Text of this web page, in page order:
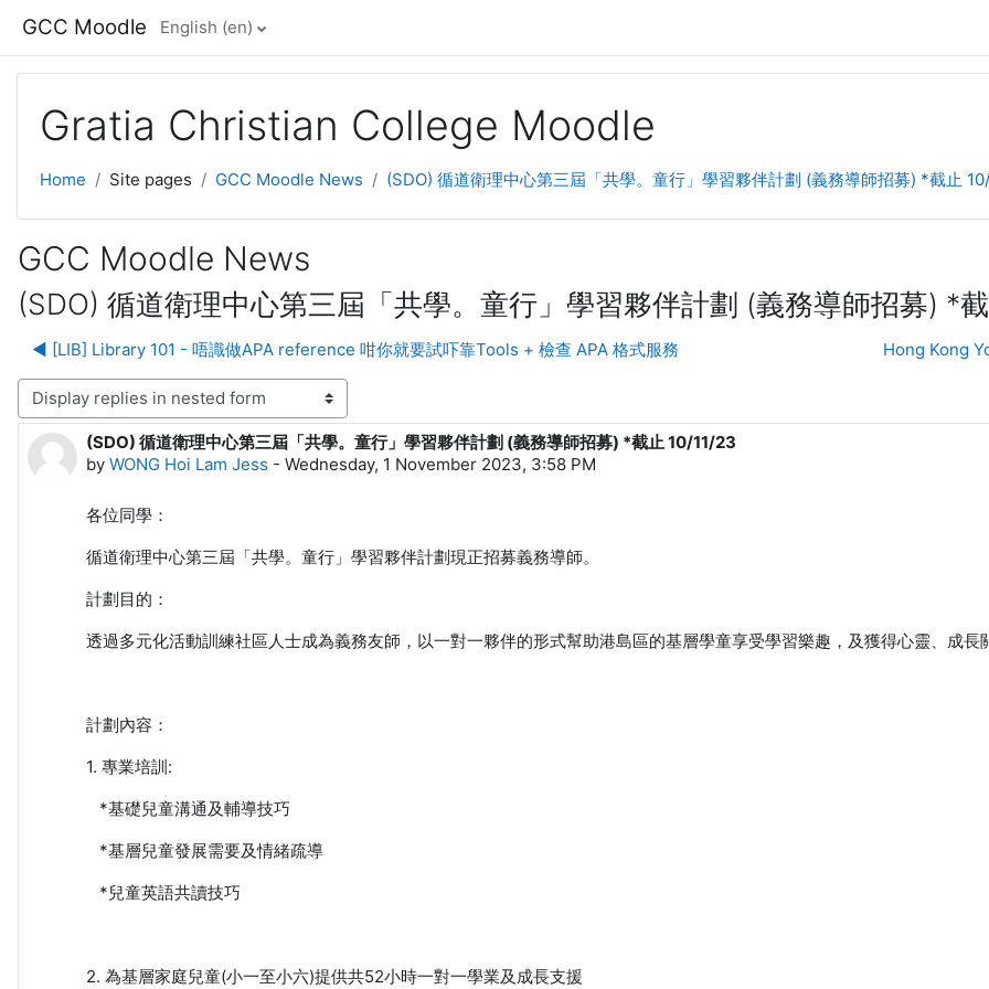
GCC Moodle English ‎(en)‎
Gratia Christian College Moodle
Home Site pages GCC Moodle News (SDO) 循道衛理中心第三屆「共學。童行」學習夥伴計劃 (義務導師招募) *截止
GCC Moodle News
(SDO) 循道衛理中心第三屆「共學。童行」學習夥伴計劃 (義務導師招募) *
◀︎ [LIB] Library 101 - 唔識做APA reference 咁你就要試吓靠Tools + 檢查 APA 格式服務 Hong Kong
mode
(SDO) 循道衛理中心第三屆「共學。童行」學習夥伴計劃 (義務導師招募) *截止 10/11/23
by WONG Hoi Lam Jess - Wednesday, 1 November 2023, 3:58 PM
Number of replies: 0
各位同學：
循道衛理中心第三屆「共學。童行」學習夥伴計劃現正招募義務導師。
計劃目的：
透過多元化活動訓練社區人士成為義務友師，以一對一夥伴的形式幫助港島區的基層學童享受學習樂趣，及獲得心靈、成長
計劃內容：
1. 專業培訓:
*基礎兒童溝通及輔導技巧
*基層兒童發展需要及情緒疏導
*兒童英語共讀技巧
2. 為基層家庭兒童(小一至小六)提供共52小時一對一學業及成長支援